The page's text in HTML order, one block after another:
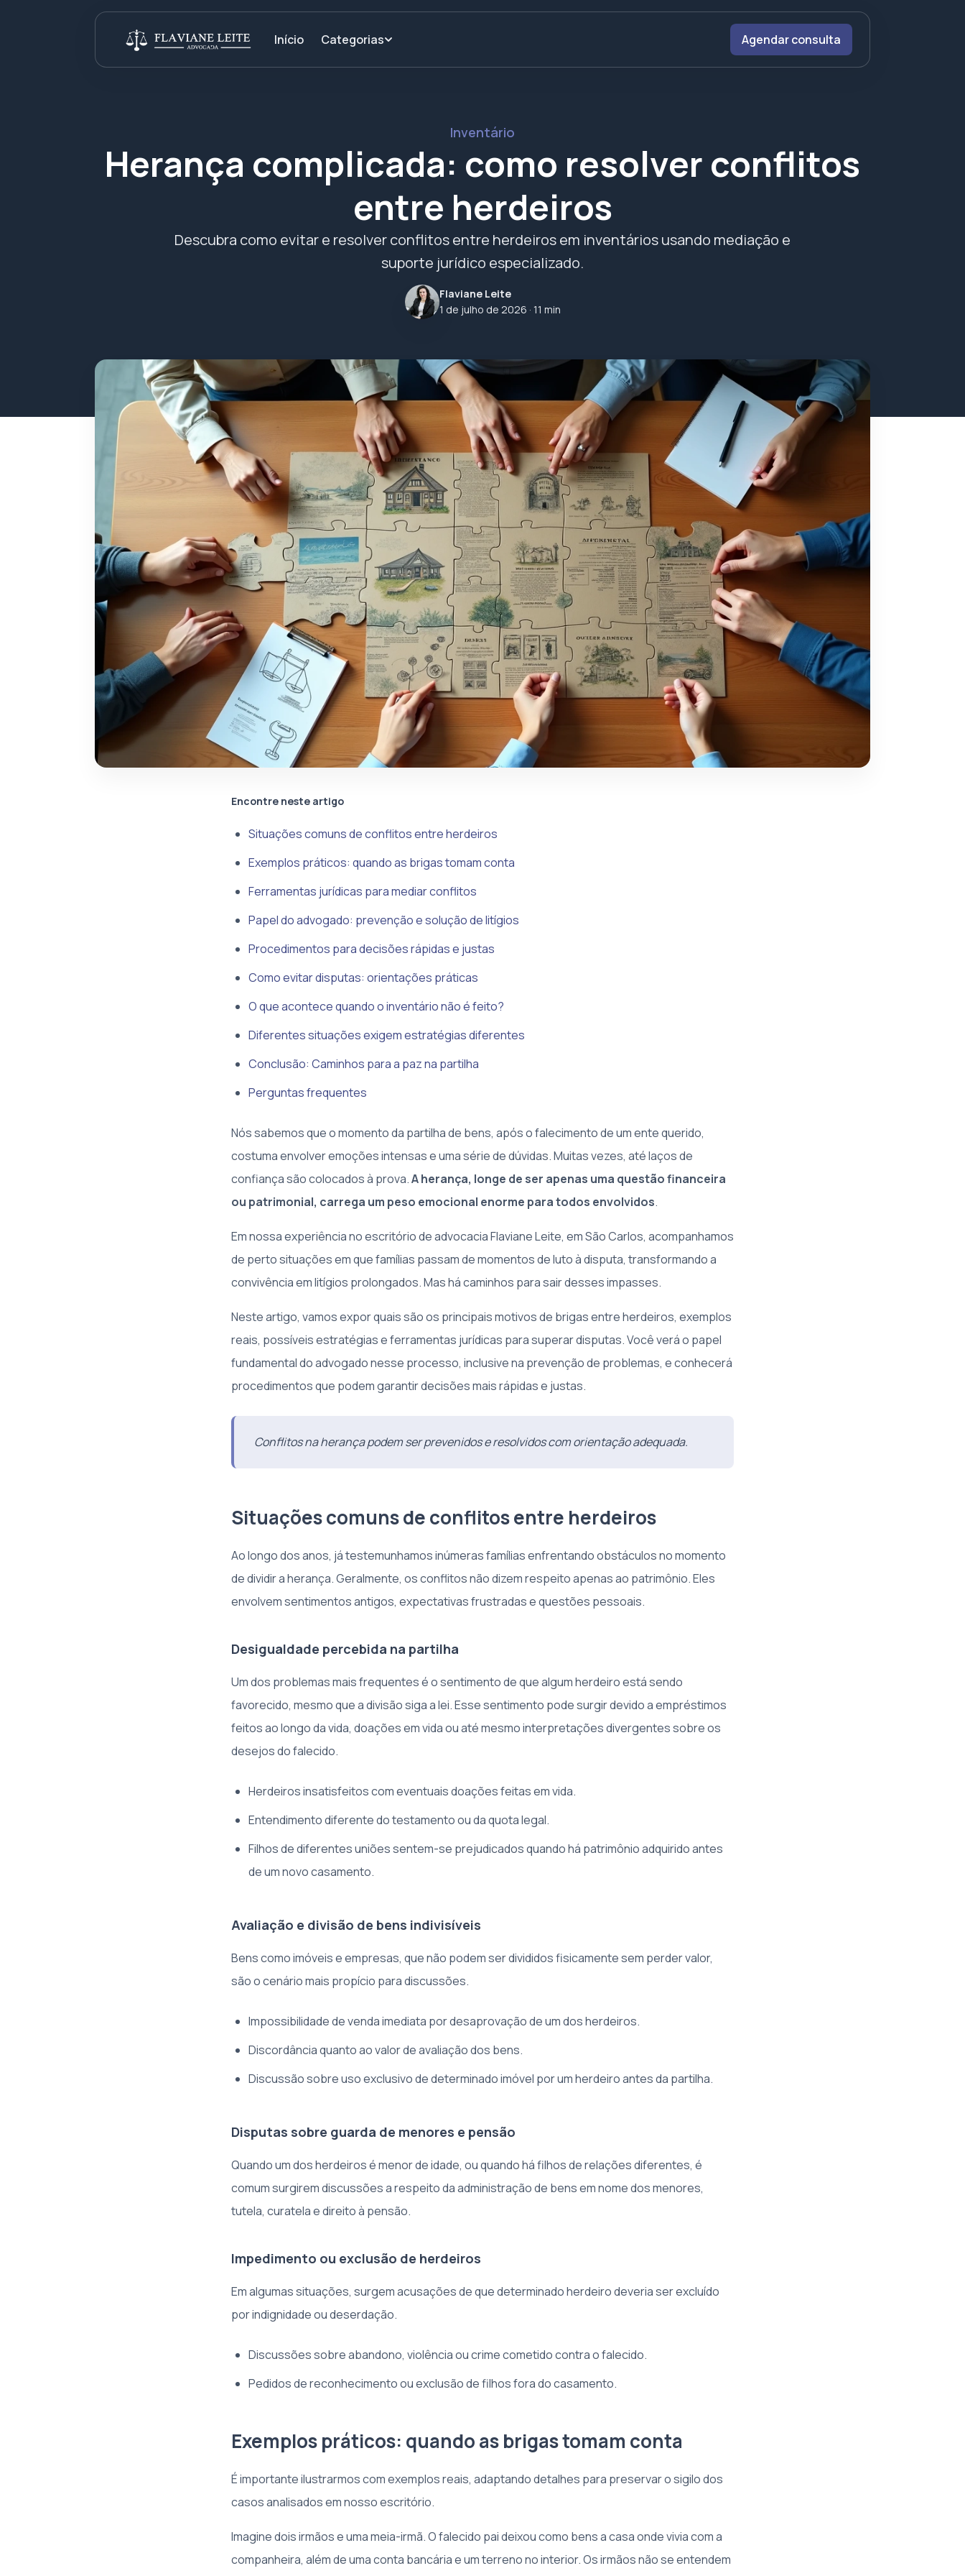
Início Categorias Agendar consulta
Inventário
Herança complicada: como resolver conflitos
entre herdeiros
Descubra como evitar e resolver conflitos entre herdeiros em inventários usando mediação e
suporte jurídico especializado.
Flaviane Leite
1 de julho de 2026 · 11 min
Encontre neste artigo
Situações comuns de conflitos entre herdeiros
Exemplos práticos: quando as brigas tomam conta
Ferramentas jurídicas para mediar conflitos
Papel do advogado: prevenção e solução de litígios
Procedimentos para decisões rápidas e justas
Como evitar disputas: orientações práticas
O que acontece quando o inventário não é feito?
Diferentes situações exigem estratégias diferentes
Conclusão: Caminhos para a paz na partilha
Perguntas frequentes
Nós sabemos que o momento da partilha de bens, após o falecimento de um ente querido,
costuma envolver emoções intensas e uma série de dúvidas. Muitas vezes, até laços de
confiança são colocados à prova.A herança, longe de ser apenas uma questão financeira
ou patrimonial, carrega um peso emocional enorme para todos envolvidos.
Em nossa experiência no escritório de advocacia Flaviane Leite, em São Carlos, acompanhamos
de perto situações em que famílias passam de momentos de luto à disputa, transformando a
convivência em litígios prolongados. Mas há caminhos para sair desses impasses.
Neste artigo, vamos expor quais são os principais motivos de brigas entre herdeiros, exemplos
reais, possíveis estratégias e ferramentas jurídicas para superar disputas. Você verá o papel
fundamental do advogado nesse processo, inclusive na prevenção de problemas, e conhecerá
procedimentos que podem garantir decisões mais rápidas e justas.
Conflitos na herança podem ser prevenidos e resolvidos com orientação adequada.
Situações comuns de conflitos entre herdeiros
Ao longo dos anos, já testemunhamos inúmeras famílias enfrentando obstáculos no momento
de dividir a herança. Geralmente, os conflitos não dizem respeito apenas ao patrimônio. Eles
envolvem sentimentos antigos, expectativas frustradas e questões pessoais.
Desigualdade percebida na partilha
Um dos problemas mais frequentes é o sentimento de que algum herdeiro está sendo
favorecido, mesmo que a divisão siga a lei. Esse sentimento pode surgir devido a empréstimos
feitos ao longo da vida, doações em vida ou até mesmo interpretações divergentes sobre os
desejos do falecido.
Herdeiros insatisfeitos com eventuais doações feitas em vida.
Entendimento diferente do testamento ou da quota legal.
Filhos de diferentes uniões sentem-se prejudicados quando há patrimônio adquirido antes
de um novo casamento.
Avaliação e divisão de bens indivisíveis
Bens como imóveis e empresas, que não podem ser divididos fisicamente sem perder valor,
são o cenário mais propício para discussões.
Impossibilidade de venda imediata por desaprovação de um dos herdeiros.
Discordância quanto ao valor de avaliação dos bens.
Discussão sobre uso exclusivo de determinado imóvel por um herdeiro antes da partilha.
Disputas sobre guarda de menores e pensão
Quando um dos herdeiros é menor de idade, ou quando há filhos de relações diferentes, é
comum surgirem discussões a respeito da administração de bens em nome dos menores,
tutela, curatela e direito à pensão.
Impedimento ou exclusão de herdeiros
Em algumas situações, surgem acusações de que determinado herdeiro deveria ser excluído
por indignidade ou deserdação.
Discussões sobre abandono, violência ou crime cometido contra o falecido.
Pedidos de reconhecimento ou exclusão de filhos fora do casamento.
Exemplos práticos: quando as brigas tomam conta
É importante ilustrarmos com exemplos reais, adaptando detalhes para preservar o sigilo dos
casos analisados em nosso escritório.
Imagine dois irmãos e uma meia-irmã. O falecido pai deixou como bens a casa onde vivia com a
companheira, além de uma conta bancária e um terreno no interior. Os irmãos não se entendem